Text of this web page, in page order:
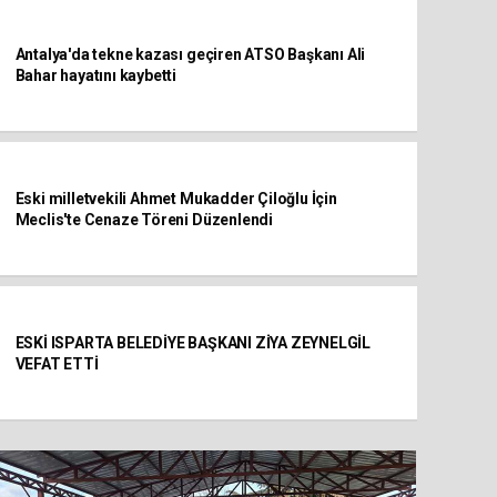
Antalya'da tekne kazası geçiren ATSO Başkanı Ali
Bahar hayatını kaybetti
Eski milletvekili Ahmet Mukadder Çiloğlu İçin
Meclis'te Cenaze Töreni Düzenlendi
ESKİ ISPARTA BELEDİYE BAŞKANI ZİYA ZEYNELGİL
VEFAT ETTİ